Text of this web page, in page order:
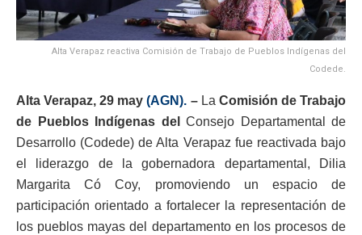
Alta Verapaz reactiva Comisión de Trabajo de Pueblos Indígenas del
Codede.
Alta Verapaz, 29 may(AGN). –La Comisión de Trabajo
de Pueblos Indígenas del Consejo Departamental de
Desarrollo (Codede) de Alta Verapaz fue reactivada bajo
el liderazgo de la gobernadora departamental, Dilia
Margarita Có Coy, promoviendo un espacio de
participación orientado a fortalecer la representación de
los pueblos mayas del departamento en los procesos de